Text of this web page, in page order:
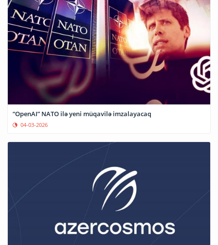
“OpenAI” NATO ilə yeni müqavilə imzalayacaq
04-03-2026